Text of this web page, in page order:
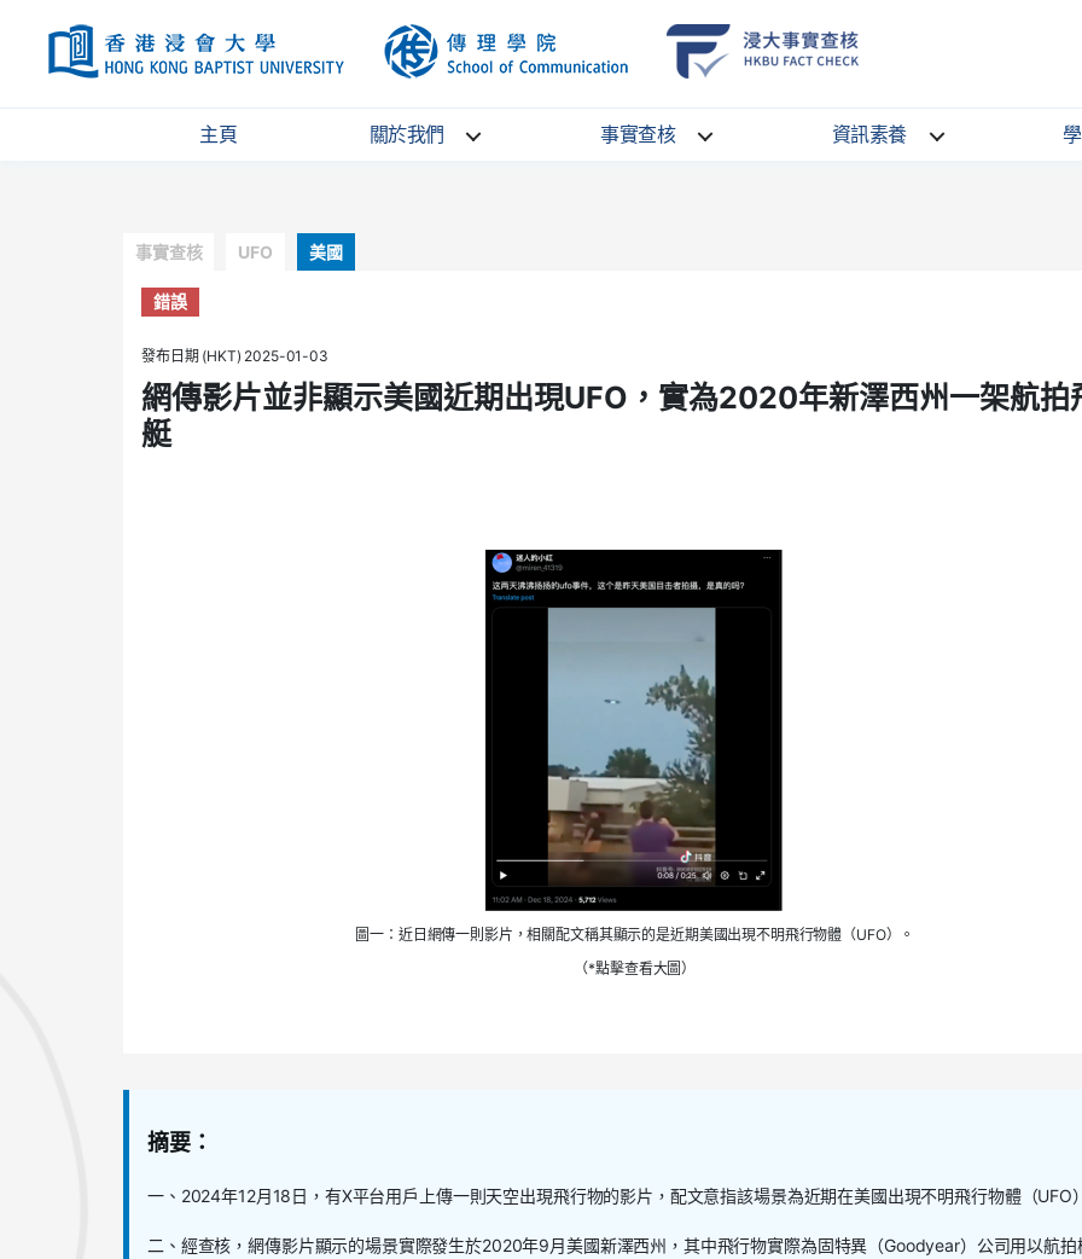
HKBU
School
Communication
主頁 關於我們 事實查核 資訊素養
Categories
事實查核 UFO 美國
錯誤
發布日期 (HKT) 2025-01-03
網傳影片並非顯示美國近期出現UFO，實為2020年新澤西州一架航拍
艇
圖一：近日網傳一則影片，相關配文稱其顯示的是近期美國出現不明飛行物體（UFO）。
（*點擊查看大圖）
摘要：
一、2024年12月18日，有X平台用戶上傳一則天空出現飛行物的影片，配文意指該場景為近期在美國出現不明飛行物體（UFO
二、經查核，網傳影片顯示的場景實際發生於2020年9月美國新澤西州，其中飛行物實際為固特異（Goodyear）公司用以航拍